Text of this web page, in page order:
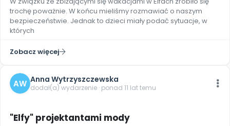
Pomoc
Promocje
trochę poważnie. W końcu mieliśmy rozmawiać o naszym
bezpieczeństwie. Jednak to dzieci miały podać sytuacje, w
których
Zobacz więcej
AW Anna Wytrzyszczewska
dodał(a) wydarzenie · ponad 11 lat temu
"Elfy" projektantami mody